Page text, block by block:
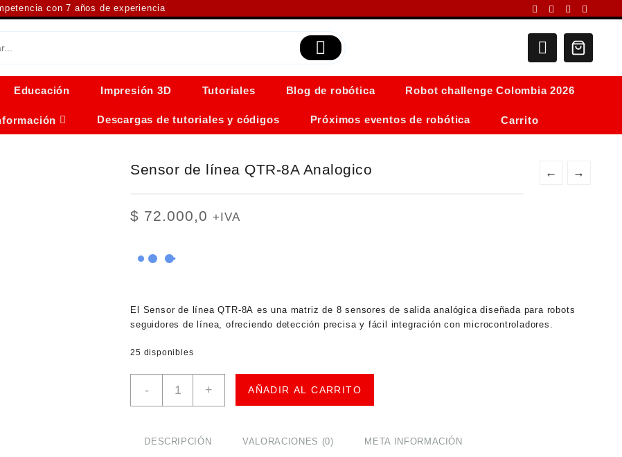
con 7 años de experiencia
Educación Impresión 3D Tutoriales Blog de robótica Robot challenge Colombia 2026
Descargas de tutoriales y códigos Próximos eventos de robótica Carrito
← →
Sensor de línea QTR-8A Analogico
$ 72.000,0 +IVA
El Sensor de línea QTR-8A es una matriz de 8 sensores de salida analógica diseñada para robots
seguidores de línea, ofreciendo detección precisa y fácil integración con microcontroladores.
25 disponibles
-
8A
+ AÑADIR AL CARRITO
DESCRIPCIÓN VALORACIONES (0) META INFORMACIÓN